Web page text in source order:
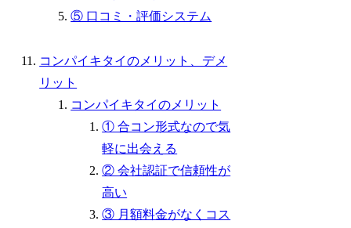
⑤ 口コミ・評価システム
コンパイキタイのメリット、デメ
リット
コンパイキタイのメリット
① 合コン形式なので気
軽に出会える
② 会社認証で信頼性が
高い
③ 月額料金がなくコス